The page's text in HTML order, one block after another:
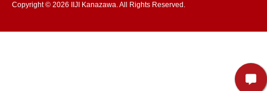
Copyright © 2026 IIJI Kanazawa. All Rights Reserved.